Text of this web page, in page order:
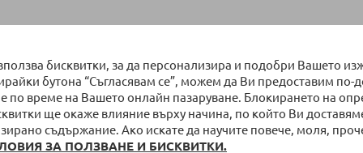
бисквитки, за да персонализира и подобри Вашето
бутона “Съгласявам се”, можем да Ви предоставим по-
по време на Вашето онлайн пазаруване. Блокирането на
ще окаже влияние върху начина, по който Ви
съдържание. Ако искате да научите повече, моля,
ЗА ПОЛЗВАНЕ И БИСКВИТКИ.